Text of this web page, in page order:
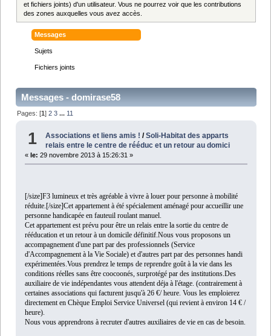
et fichiers joints) d'un utilisateur. Vous ne pourrez voir que les contributions
des zones auxquelles vous avez accès.
Messages
Sujets
Fichiers joints
Messages - domirase58
Pages: [1]2 3 ...11
1 Associations et liens amis ! /Soli-Habitat des apparts
relais entre le centre de rééduc et un retour au domici
« le: 29 novembre 2013 à 15:26:31 »
[/size]F3 lumineux et très agréable à vivre à louer pour personne à mobilité
réduite.[/size]Cet appartement à été spécialement aménagé pour accueillir une
personne handicapée en fauteuil roulant manuel.
Cet appartement est prévu pour être un relais entre la sortie du centre de
rééducation et un retour à un domicile définitif.Nous vous proposons un
accompagnement d'une part par des professionnels (Service
d'Accompagnement à la Vie Sociale) et d'autres part par des personnes handi
expérimentées.Vous prendrez le temps de reprendre goût à la vie dans les
conditions réelles sans être coocoonés, surprotégé par des institutions.Des
auxiliaire de vie indépendantes vous attendent déja à l'étage. (contrairement à
certaines associations qui facturent jusqu'à 26 €/ heure. Vous les emploierez
directement en Chèque Emploi Service Universel (qui revient à environ 14 € /
heure).
Nous vous apprendrons à recruter d'autres auxiliaires de vie en cas de besoin.